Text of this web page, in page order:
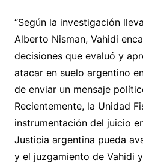
“Según la investigación
Alberto Nisman, Vahidi
decisiones que evaluó y
atacar en suelo argentino
de enviar un mensaje
Recientemente, la Unidad
instrumentación del juicio
Justicia argentina pueda
y el juzgamiento de Vahidi